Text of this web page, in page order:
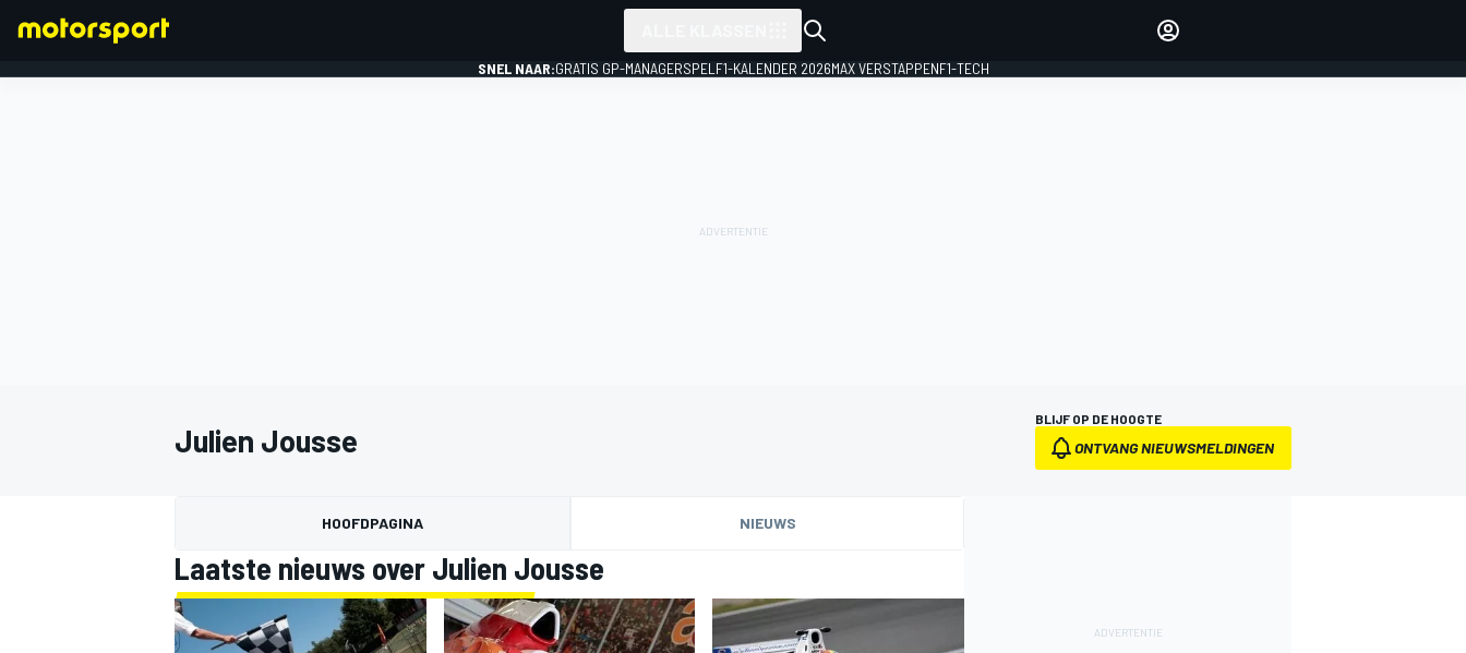
SNEL NAAR:GRATIS GP-MANAGERSPEL F1-KALENDER 2026MAX VERSTAPPENF1-TECH
Julien Jousse
BLIJF OP DE HOOGTE
ONTVANG NIEUWSMELDINGEN
HOOFDPAGINA NIEUWS
Laatste nieuws over Julien Jousse